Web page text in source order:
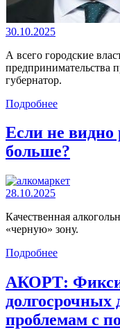
30.10.2025
А всего городские
предпринимательства
губернатор.
Подробнее
Если не видно
больше?
28.10.2025
Качественная
«черную» зону.
Подробнее
АКОРТ:
долгосрочных
проблемам с